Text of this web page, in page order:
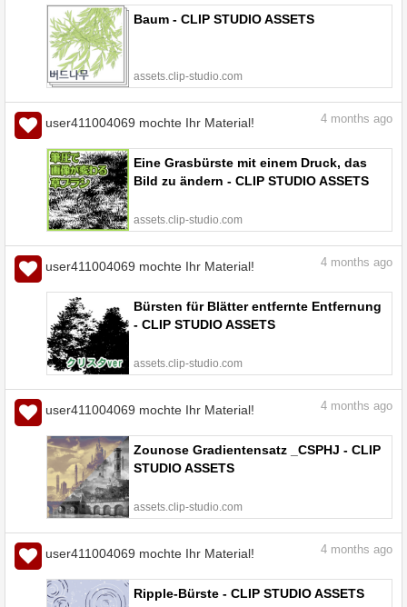
Baum - CLIP STUDIO ASSETS
assets.clip-studio.com
user411004069 mochte Ihr Material! 4 months ago
Eine Grasbürste mit einem Druck, das
Bild zu ändern - CLIP STUDIO ASSETS
assets.clip-studio.com
user411004069 mochte Ihr Material! 4 months ago
Bürsten für Blätter entfernte Entfernung
- CLIP STUDIO ASSETS
assets.clip-studio.com
user411004069 mochte Ihr Material! 4 months ago
Zounose Gradientensatz _CSPHJ - CLIP
STUDIO ASSETS
assets.clip-studio.com
user411004069 mochte Ihr Material! 4 months ago
Ripple-Bürste - CLIP STUDIO ASSETS